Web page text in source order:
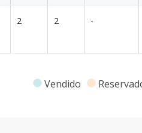
2 2 -
Vendido